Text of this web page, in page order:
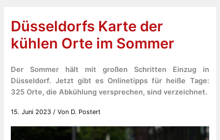
Düsseldorfs Karte der
kühlen Orte im Sommer
Der Sommer hält mit großen Schritten Einzug in
Düsseldorf. Jetzt gibt es Onlinetipps für heiße Tage:
325 Orte, die Abkühlung versprechen, sind verzeichnet.
15. Juni 2023 / Von D. Postert